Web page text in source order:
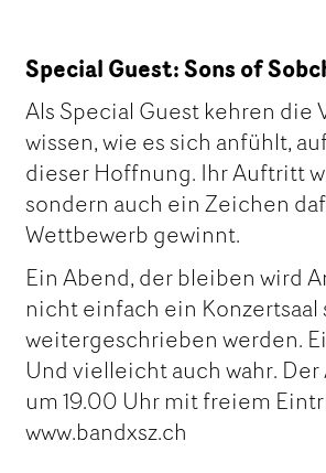
Special Guest: Sons of
Als Special Guest kehren die
wissen, wie es sich anfühlt,
dieser Hoffnung. Ihr Auftritt
sondern auch ein Zeichen
Wettbewerb gewinnt.
Ein Abend, der bleiben wird
nicht einfach ein Konzertsaal
weitergeschrieben werden.
Und vielleicht auch wahr.
um 19.00 Uhr mit freiem
www.bandxsz.ch